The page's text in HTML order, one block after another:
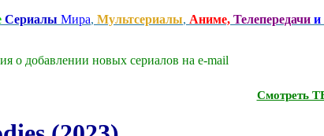
Сериалы Мира, Мультсериалы, Аниме, Телепередачи и
о добавлении новых сериалов на e-mаil
Смотреть